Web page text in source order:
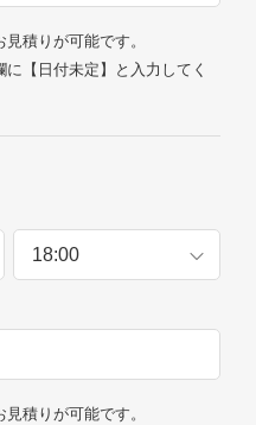
積りが可能です。
【日付未定】と入力してく
積りが可能です。